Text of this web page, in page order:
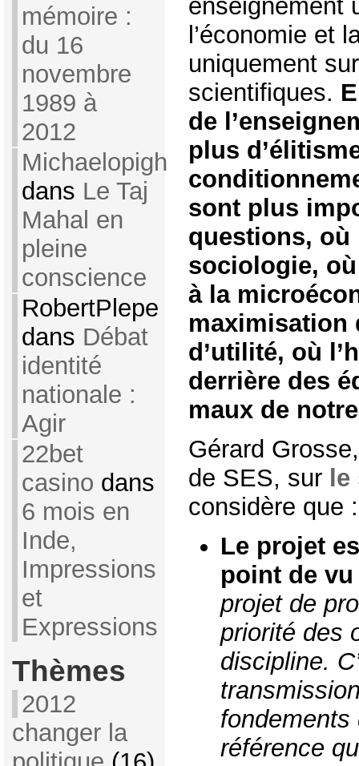
mémoire :
du 16
novembre
1989 à
2012
Michaelopigh
dans Le Taj
Mahal en
pleine
conscience
RobertPlepe
dans Débat
identité
nationale :
Agir
22bet
casino dans
6 mois en
Inde,
Impressions
et
Expressions
Thèmes
2012
changer la
enseignement
l’économie et
uniquement
scientifiques.
de
plus
sont plus
questions, où
sociologie,
à la
maximisation
d’utilité, où
derrière des
maux de
Gérard
de SES, sur
considère que :
Le projet
point de
projet de
priorité des
discipline.
référence